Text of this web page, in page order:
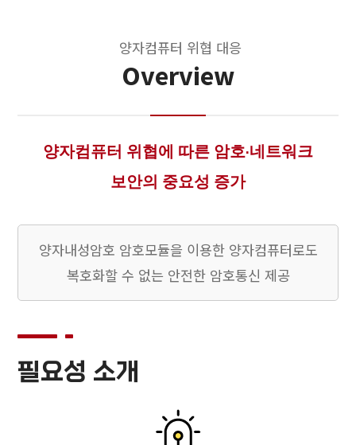
양자컴퓨터 위협 대응
Overview
양자컴퓨터 위협에 따른 암호·네트워크
보안의 중요성 증가
양자내성암호 암호모듈을 이용한 양자컴퓨터로도
복호화할 수 없는 안전한 암호통신 제공
필요성 소개